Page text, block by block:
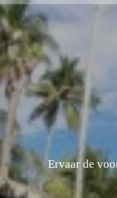
Ervaar de